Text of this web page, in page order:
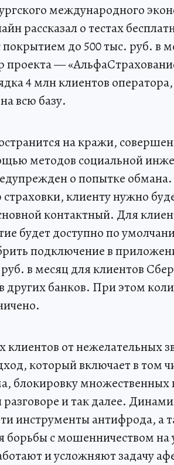
международного
рассказал о тестах
до 500 тыс. руб. в
—
4 млн клиентов
всю базу.
на кражи,
методов социальной
о попытке обмана.
клиенту нужно
контактный. Для
будет доступно по
подключение в
руб. в месяц для клиентов
других банков. При этом
от нежелательных
который включает в том
блокировку множественных
и так далее.
инструменты антифрода, а
с мошенничеством на
и усложняют задачу